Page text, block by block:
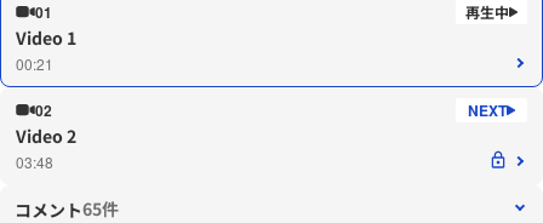
01
Video 1
00:21
02
Video 2
03:48
コメント65件